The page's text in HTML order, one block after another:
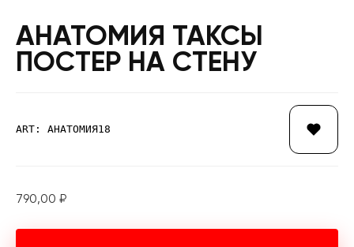
АНАТОМИЯ ТАКСЫ
ПОСТЕР НА СТЕНУ
ART: АНАТОМИЯ18
790,00 ₽